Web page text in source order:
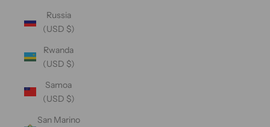
Russia
(USD $)
Rwanda
(USD $)
Samoa
(USD $)
San Marino